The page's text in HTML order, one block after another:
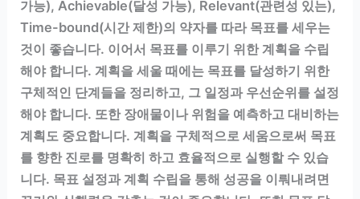
가능), Achievable(달성 가능), Relevant(관련성 있는),
Time-bound(시간 제한)의 약자를 따라 목표를 세우는
것이 좋습니다. 이어서 목표를 이루기 위한 계획을 수립
해야 합니다. 계획을 세울 때에는 목표를 달성하기 위한
구체적인 단계들을 정리하고, 그 일정과 우선순위를 설정
해야 합니다. 또한 장애물이나 위험을 예측하고 대비하는
계획도 중요합니다. 계획을 구체적으로 세움으로써 목표
를 향한 진로를 명확히 하고 효율적으로 실행할 수 있습
니다. 목표 설정과 계획 수립을 통해 성공을 이뤄내려면